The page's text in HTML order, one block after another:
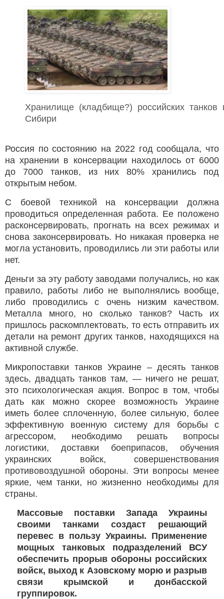
Хранилище (кладбище?) российских танков
Сибири
Россия по состоянию на 2022 год сообщала, что
на хранении в консервации находилось от 6000
до 7000 танков, из них 80% хранились под
открытым небом.
С боевой техникой на консервации должна
проводиться определенная работа. Ее положено
расконсервировать, прогнать на всех режимах и
снова законсервировать. Но никакая проверка не
могла установить, проводились ли эти работы или
нет.
Деньги за эту работу заводами получались, но как
правило, работы либо не выполнялись вообще,
либо проводились с очень низким качеством.
Металла много, но сколько танков? Часть их
пришлось раскомплектовать, то есть отправить их
детали на ремонт других танков, находящихся на
активной службе.
Микропоставки танков Украине – десять танков
здесь, двадцать танков там, — ничего не решат,
это психологическая акция. Вопрос в том, чтобы
дать как можно скорее возможность Украине
иметь более сплоченную, более сильную, более
эффективную военную систему для борьбы с
агрессором, необходимо решать вопросы
логистики, доставки боеприпасов, обучения
украинских войск, совершенствования
противовоздушной обороны. Эти вопросы менее
яркие, чем танки, но жизненно необходимы для
страны.
Массовые поставки Запада Украины
своими танками создаст решающий
перевес в пользу Украины. Применение
мощных танковых подразделений ВСУ
обеспечить прорыв обороны российских
войск, выход к Азовскому морю и разрыв
связи крымской и донбасской
группировок.